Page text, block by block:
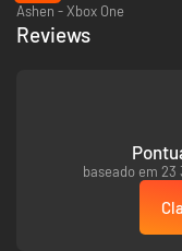
Ashen - Xbox One
Reviews
baseado em